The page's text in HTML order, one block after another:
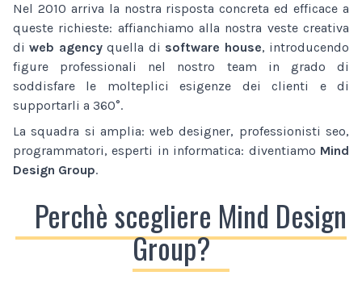
Nel 2010 arriva la nostra risposta concreta ed efficace a
queste richieste: affianchiamo alla nostra veste creativa
diweb agencyquella di software house, introducendo
figure professionali nel nostro team in grado di
soddisfare le molteplici esigenze dei clienti e di
supportarli a 360°.
La squadra si amplia: web designer, professionisti seo,
programmatori, esperti in informatica: diventiamo Mind
Design Group.
Perchè scegliere Mind Design
Group?